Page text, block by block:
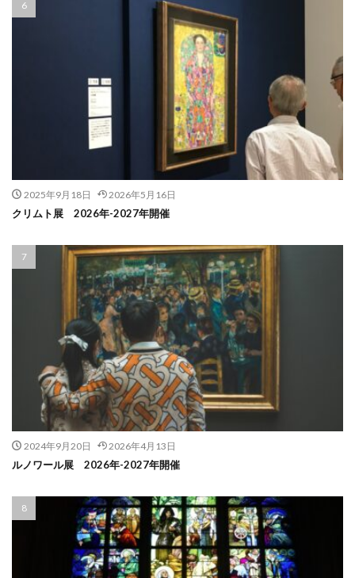
2025年9月18日 2026年5月16日
クリムト展 2026年-2027年開催
2024年9月20日 2026年4月13日
ルノワール展 2026年-2027年開催